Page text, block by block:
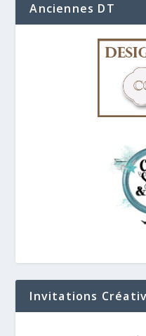
Anciennes DT
Invitations